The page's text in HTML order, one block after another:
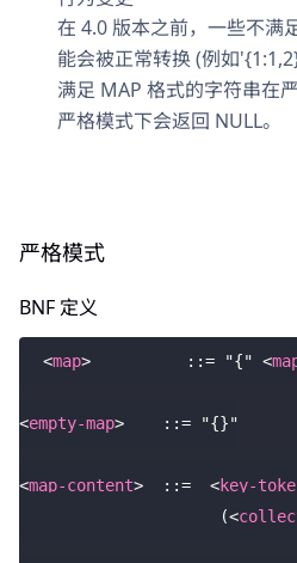
在 4.0 版本之前，一些不满
能会被正常转换 (例如
满足 MAP 格式的字符串在
严格模式下会返回 NULL。
严格模式
BNF 定义
<map>
          ::= "{"
<
<empty-map>
    ::= "{}"
<map-content>
  ::=
<key-
                     (
<